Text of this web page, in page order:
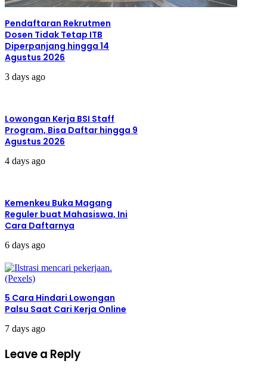
Pendaftaran Rekrutmen
Dosen Tidak Tetap ITB
Diperpanjang hingga 14
Agustus 2026
3 days ago
Lowongan Kerja BSI Staff
Program, Bisa Daftar hingga 9
Agustus 2026
4 days ago
Kemenkeu Buka Magang
Reguler buat Mahasiswa, Ini
Cara Daftarnya
6 days ago
5 Cara Hindari Lowongan
Palsu Saat Cari Kerja Online
7 days ago
Leave a Reply